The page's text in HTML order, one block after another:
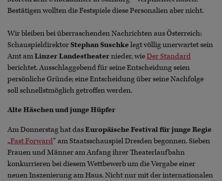
Bestätigen wollten die Festspiele diese Personalien aber nicht.
Wir bleiben bei überraschenden Nachrichten aus Österreich:
SchauspieldirektorStephan Suschkelegt völlig unerwartet sein
Amt amLinzer Landestheaternieder, wieDer Standard
berichtet. Ausschlaggebend für seine Entscheidung seien
persönliche Gründe; eine Entscheidung über seine Nachfolge
soll schnellstmöglich getroffen werden.
Alte Häschen und junge Hüpfer
Am Donnerstag hat dasEuropäischeFestival für junge Regie
„Fast Forward“ am Staatsschauspiel Dresden begonnen. Sieben
Frauen und Männer am Anfang ihrer Theaterlaufbahn
konkurrieren bei diesem Wettbewerb um die Vergabe einer
neuen Inszenierung am Haus. Nicht nur mit der internationalen